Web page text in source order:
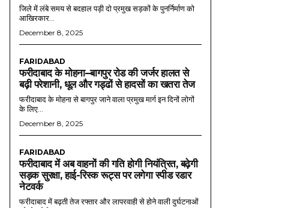
जिले में लंबे समय से बदहाल पड़ी दो प्रमुख सड़कों के पुनर्निर्माण को
आखिरकार...
December 8, 2025
FARIDABAD
फरीदाबाद के मोहना–बागपुर रोड की जर्जर हालत से
बढ़ी परेशानी, धूल और गड्ढों से हादसों का खतरा तेज
फरीदाबाद के मोहना से बागपुर जाने वाला प्रमुख मार्ग इन दिनों लोगों
के लिए...
December 8, 2025
FARIDABAD
फरीदाबाद में अब वाहनों की गति होगी नियंत्रित, बढ़ेगी
सड़क सुरक्षा, हाई-रिस्क रूट्स पर लगेगा स्पीड रडार
नेटवर्क
फरीदाबाद में बढ़ती तेज रफ्तार और लापरवाही से होने वाली दुर्घटनाओं